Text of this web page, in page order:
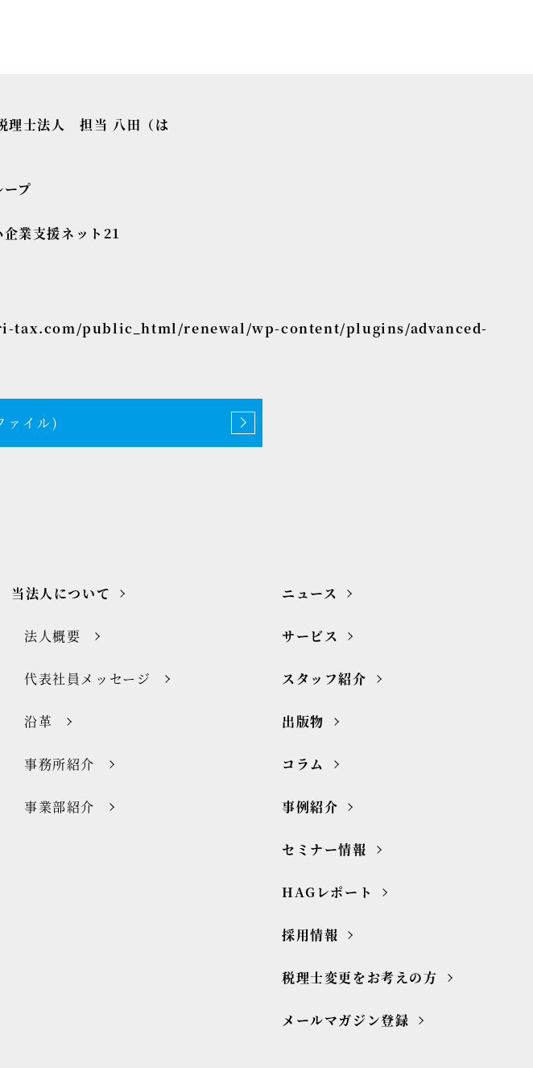
理士法人 担当 八田（は
プ
業支援ネット21
tax.com/public_html/renewal/wp-content/plugins/advanced-
ァイル)
当法人について
法人概要
代表社員メッセージ
沿革
事務所紹介
事業部紹介
ニュース
サービス
スタッフ紹介
出版物
コラム
事例紹介
セミナー情報
HAGレポート
採用情報
税理士変更をお考えの方
メールマガジン登録